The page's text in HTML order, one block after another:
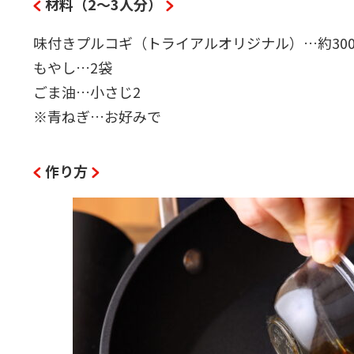
材料（2〜3人分）
味付きプルコギ（トライアルオリジナル）…約
もやし…2袋
ごま油…小さじ2
※青ねぎ…お好みで
作り方